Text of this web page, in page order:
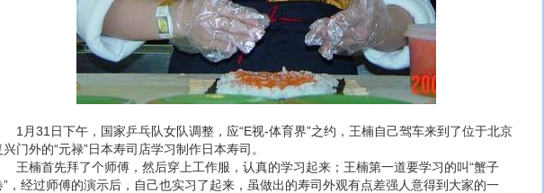
月31日下午，国家乒乓队女队调整，应“E视-体育界”之约，王楠自己驾车来到了位于北京
兴门外的“元禄”日本寿司店学习制作日本寿司。
楠首先拜了个师傅，然后穿上工作服，认真的学习起来；王楠第一道要学习的叫“蟹子
”，经过师傅的演示后，自己也实习了起来，虽做出的寿司外观有点差强人意得到大家的一